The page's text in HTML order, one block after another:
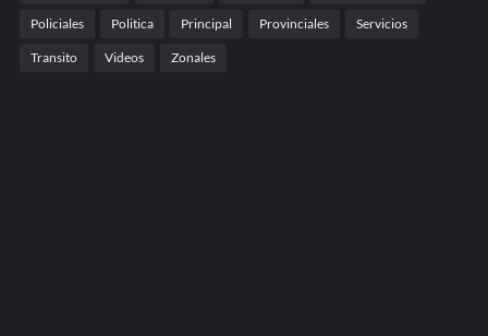
Policiales Politica Principal Provinciales Servicios
Transito Videos Zonales